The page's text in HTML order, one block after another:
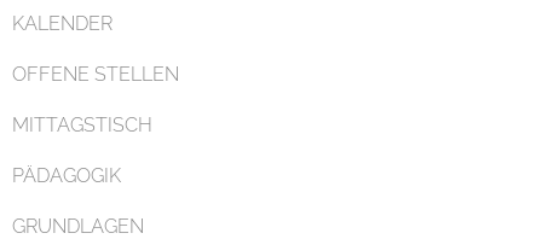
KALENDER
OFFENE STELLEN
MITTAGSTISCH
PÄDAGOGIK
GRUNDLAGEN